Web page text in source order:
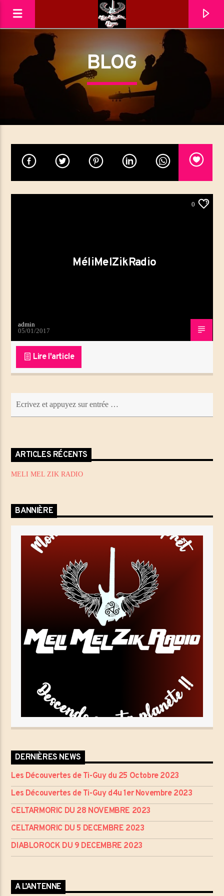
MéliMelZikRadio
MéliMelZikRadio
BLOG
0
MéliMelZikRadio
admin
05/01/2017
Lire l'article
ARTICLES RÉCENTS
MELI MEL ZIK RADIO
BANNIÈRE
DERNIÈRES NEWS
Les Découvertes de Ti-Guy du 25 Octobre 2023
Les Découvertes de Ti-Guy d4u 1er Novembre 2023
CELTARMORIC DU 28 NOVEMBRE 2023
CELTARMORIC DU 5 DECEMBRE 2023
DIABLOROCK DU 9 DECEMBRE 2023
A L’ANTENNE